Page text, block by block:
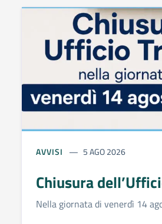
AVVISI 5 AGO 2026
Chiusura
Nella giornata di venerdì 14